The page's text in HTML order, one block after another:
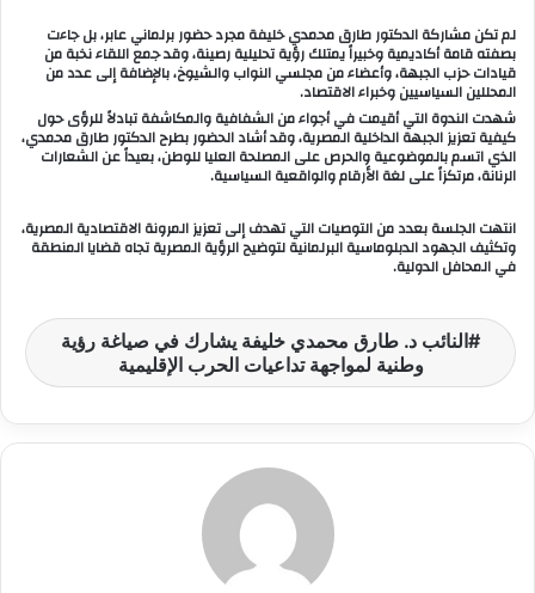
د
ا
إ
ل
ك
ت
و
ن
لم تكن مشاركة الدكتور طارق محمدي خليفة مجرد حضور برلماني عابر، بل جاءت
بصفته قامة أكاديمية وخبيراً يمتلك رؤية تحليلية رصينة، وقد جمع اللقاء نخبة من
قيادات حزب الجبهة، وأعضاء من مجلسي النواب والشيوخ، بالإضافة إلى عدد من
المحللين السياسيين وخبراء الاقتصاد.
شهدت الندوة التي أقيمت في أجواء من الشفافية والمكاشفة تبادلاً للرؤى حول
كيفية تعزيز الجبهة الداخلية المصرية، وقد أشاد الحضور بطرح الدكتور طارق محمدي،
الذي اتسم بالموضوعية والحرص على المصلحة العليا للوطن، بعيداً عن الشعارات
الرنانة، مرتكزاً على لغة الأرقام والواقعية السياسية.
انتهت الجلسة بعدد من التوصيات التي تهدف إلى تعزيز المرونة الاقتصادية المصرية،
وتكثيف الجهود الدبلوماسية البرلمانية لتوضيح الرؤية المصرية تجاه قضايا المنطقة
في المحافل الدولية.
النائب د. طارق محمدي خليفة يشارك في صياغة رؤية
وطنية لمواجهة تداعيات الحرب الإقليمية